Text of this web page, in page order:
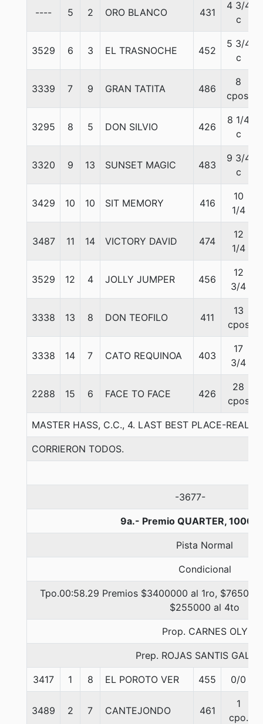
---- 5 2 ORO BLANCO 431
4 3/4
c
3529 6 3 EL TRASNOCHE 452
5 3/4
c
3339 7 9 GRAN TATITA 486
8
cpos.
3295 8 5 DON SILVIO 426
8 1/4
c
3320 9 13 SUNSET MAGIC 483
9 3/4
c
3429 10 10 SIT MEMORY 416
10
1/4
3487 11 14 VICTORY DAVID 474
12
1/4
3529 12 4 JOLLY JUMPER 456
12
3/4
3338 13 8 DON TEOFILO 411
13
cpos
3338 14 7 CATO REQUINOA 403
17
3/4
2288 15 6 FACE TO FACE 426
28
cpos
MASTER HASS, C.C., 4. LAST BEST PLACE-REAL
CORRIERON TODOS.
-3677-
9a.- Premio QUARTER, 1000
Pista Normal
Condicional
Tpo.00:58.29 Premios $3400000 al 1ro,
$255000 al 4to
Prop. CARNES OLY
Prep. ROJAS SANTIS
3417 1 8 EL POROTO VER 455 0/0
3489 2 7 CANTEJONDO 461
1
cpo.